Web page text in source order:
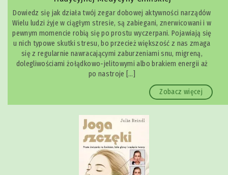
Dowiedz się jak działa twój zegar dobowej aktywności narządów
Wielu ludzi żyje w ciągłym stresie, są zabiegani, znerwicowani i w
pewnym momencie robią się po prostu wyczerpani. Pojawiają się
u nich typowe skutki stresu, bo przecież większość z nas zmaga
się z regularnie nawracającymi zaburzeniami snu, migreną,
dolegliwościami żołądkowo-jelitowymi albo brakiem energii aż
po nastroje […]
Zobacz więcej